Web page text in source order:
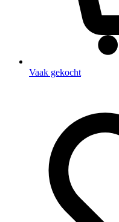
Vaak gekocht